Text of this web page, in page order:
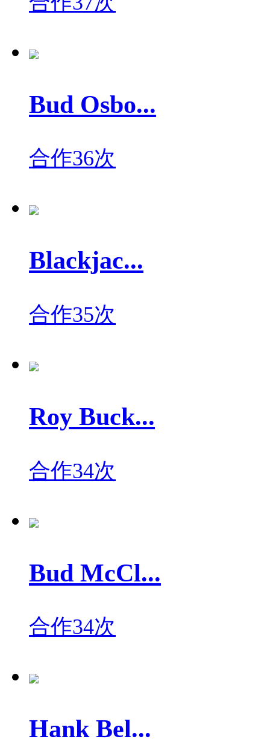
Bud Osbo...
合作36次
Blackjac...
合作35次
Roy Buck...
合作34次
Bud McCl...
合作34次
Hank Bel...